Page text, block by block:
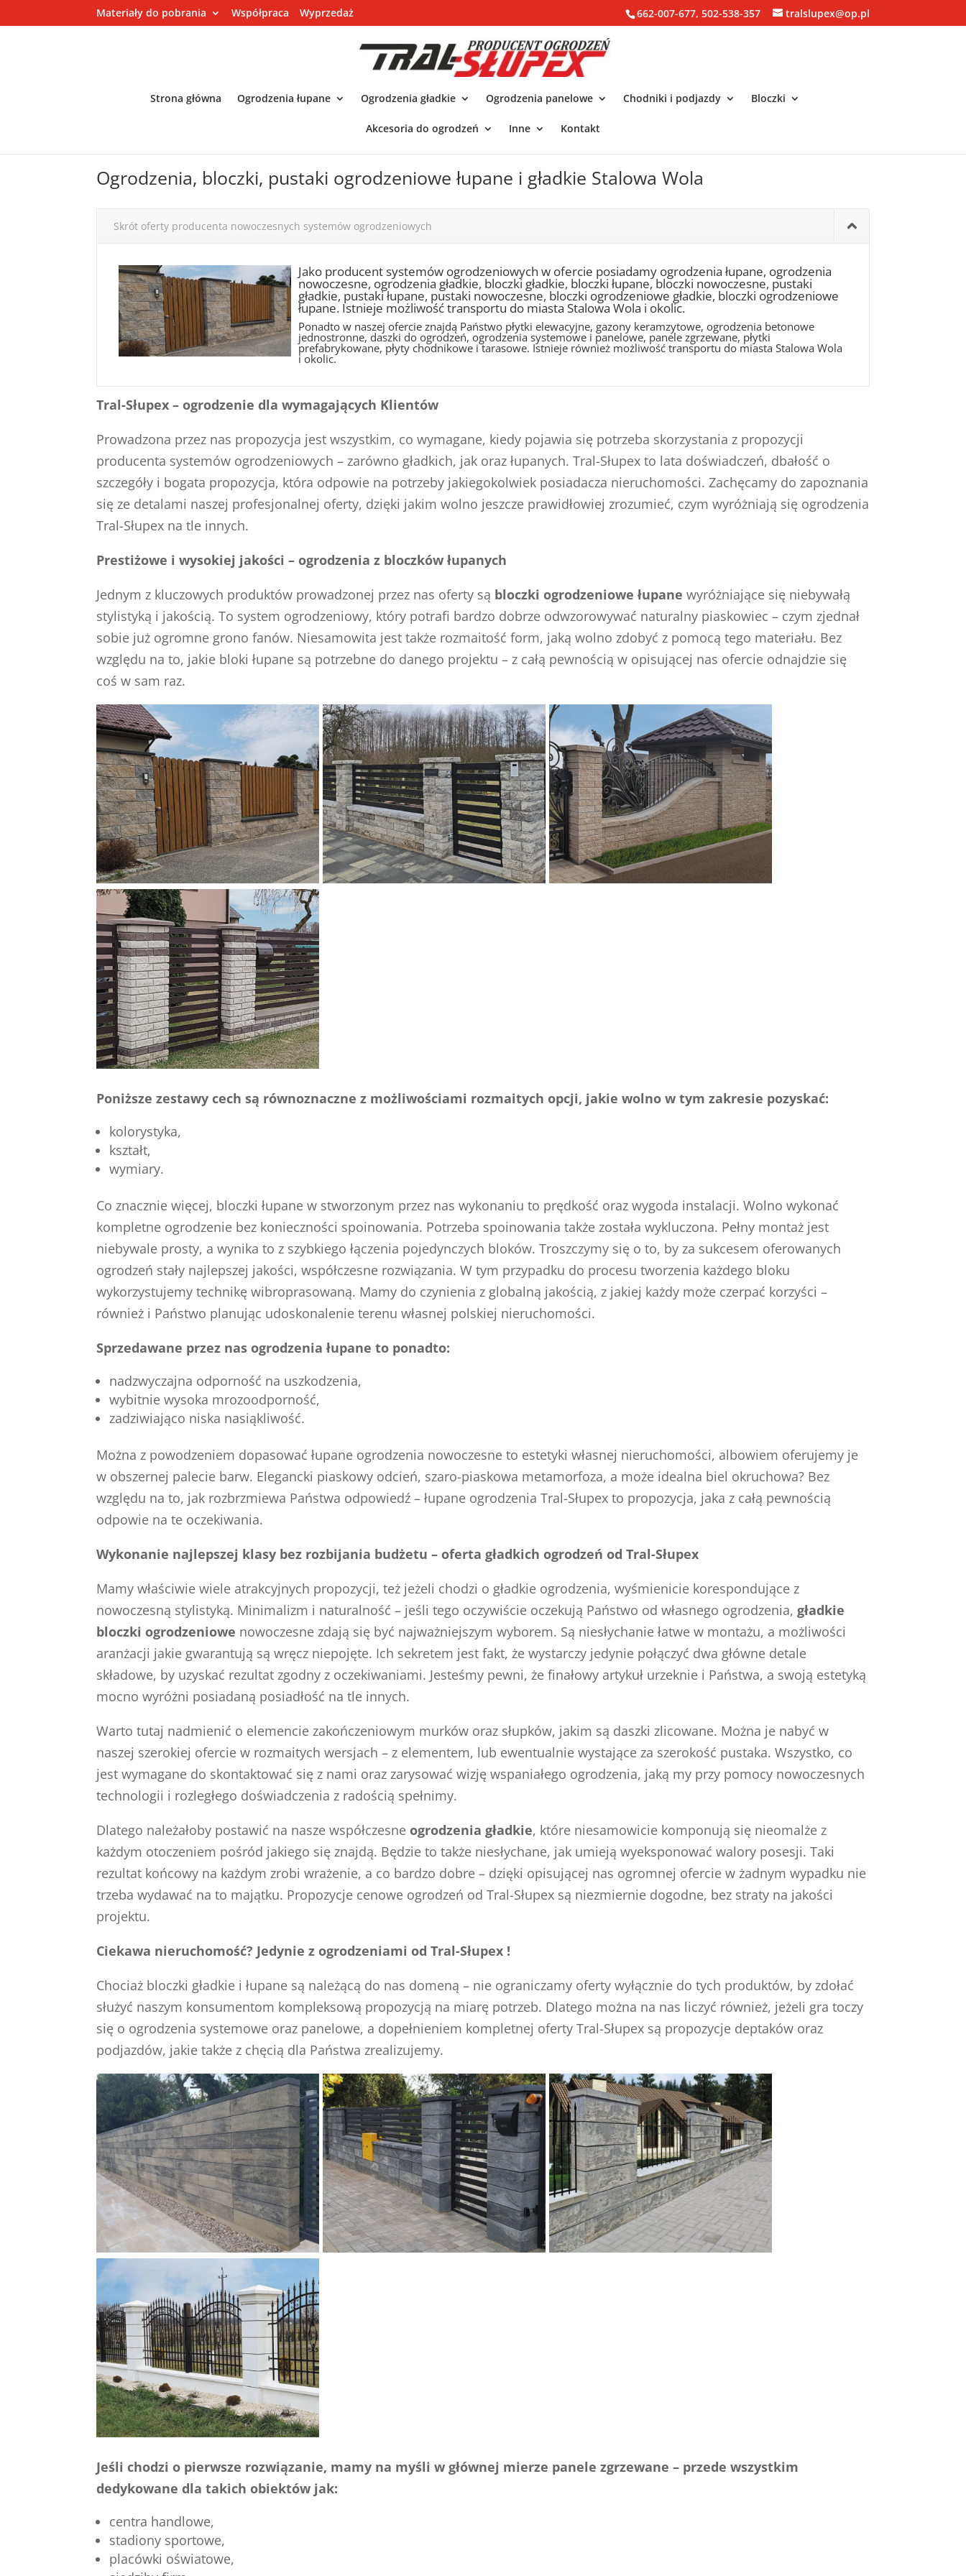
662-007-677, 502-538-357 tralslupex@op.pl
Materiały do pobrania Współpraca Wyprzedaż
Strona główna Ogrodzenia łupane Ogrodzenia gładkie Ogrodzenia panelowe Chodniki i podjazdy Bloczki
Akcesoria do ogrodzeń Inne Kontakt
Ogrodzenia, bloczki, pustaki ogrodzeniowe łupane i gładkie Stalowa Wola
Skrót oferty producenta nowoczesnych systemów ogrodzeniowych
Jako producent systemów ogrodzeniowych w ofercie posiadamy ogrodzenia łupane, ogrodzenia
nowoczesne, ogrodzenia gładkie, bloczki gładkie, bloczki łupane, bloczki nowoczesne, pustaki
gładkie, pustaki łupane, pustaki nowoczesne, bloczki ogrodzeniowe gładkie, bloczki ogrodzeniowe
łupane. Istnieje możliwość transportu do miasta Stalowa Wola i okolic.
Ponadto w naszej ofercie znajdą Państwo płytki elewacyjne, gazony keramzytowe, ogrodzenia betonowe
jednostronne, daszki do ogrodzeń, ogrodzenia systemowe i panelowe, panele zgrzewane, płytki
prefabrykowane, płyty chodnikowe i tarasowe. Istnieje również możliwość transportu do miasta Stalowa Wola
i okolic.
Tral-Słupex – ogrodzenie dla wymagających Klientów
Prowadzona przez nas propozycja jest wszystkim, co wymagane, kiedy pojawia się potrzeba skorzystania z propozycji
producenta systemów ogrodzeniowych – zarówno gładkich, jak oraz łupanych. Tral-Słupex to lata doświadczeń, dbałość o
szczegóły i bogata propozycja, która odpowie na potrzeby jakiegokolwiek posiadacza nieruchomości. Zachęcamy do zapoznania
się ze detalami naszej profesjonalnej oferty, dzięki jakim wolno jeszcze prawidłowiej zrozumieć, czym wyróżniają się ogrodzenia
Tral-Słupex na tle innych.
Prestiżowe i wysokiej jakości – ogrodzenia z bloczków łupanych
Jednym z kluczowych produktów prowadzonej przez nas oferty są bloczki ogrodzeniowe łupane wyróżniające się niebywałą
stylistyką i jakością. To system ogrodzeniowy, który potrafi bardzo dobrze odwzorowywać naturalny piaskowiec – czym zjednał
sobie już ogromne grono fanów. Niesamowita jest także rozmaitość form, jaką wolno zdobyć z pomocą tego materiału. Bez
względu na to, jakie bloki łupane są potrzebne do danego projektu – z całą pewnością w opisującej nas ofercie odnajdzie się
coś w sam raz.
Poniższe zestawy cech są równoznaczne z możliwościami rozmaitych opcji, jakie wolno w tym zakresie pozyskać:
kolorystyka,
kształt,
wymiary.
Co znacznie więcej, bloczki łupane w stworzonym przez nas wykonaniu to prędkość oraz wygoda instalacji. Wolno wykonać
kompletne ogrodzenie bez konieczności spoinowania. Potrzeba spoinowania także została wykluczona. Pełny montaż jest
niebywale prosty, a wynika to z szybkiego łączenia pojedynczych bloków. Troszczymy się o to, by za sukcesem oferowanych
ogrodzeń stały najlepszej jakości, współczesne rozwiązania. W tym przypadku do procesu tworzenia każdego bloku
wykorzystujemy technikę wibroprasowaną. Mamy do czynienia z globalną jakością, z jakiej każdy może czerpać korzyści –
również i Państwo planując udoskonalenie terenu własnej polskiej nieruchomości.
Sprzedawane przez nas ogrodzenia łupane to ponadto:
nadzwyczajna odporność na uszkodzenia,
wybitnie wysoka mrozoodporność,
zadziwiająco niska nasiąkliwość.
Można z powodzeniem dopasować łupane ogrodzenia nowoczesne to estetyki własnej nieruchomości, albowiem oferujemy je
w obszernej palecie barw. Elegancki piaskowy odcień, szaro-piaskowa metamorfoza, a może idealna biel okruchowa? Bez
względu na to, jak rozbrzmiewa Państwa odpowiedź – łupane ogrodzenia Tral-Słupex to propozycja, jaka z całą pewnością
odpowie na te oczekiwania.
Wykonanie najlepszej klasy bez rozbijania budżetu – oferta gładkich ogrodzeń od Tral-Słupex
Mamy właściwie wiele atrakcyjnych propozycji, też jeżeli chodzi o gładkie ogrodzenia, wyśmienicie korespondujące z
nowoczesną stylistyką. Minimalizm i naturalność – jeśli tego oczywiście oczekują Państwo od własnego ogrodzenia,gładkie
bloczki ogrodzeniowe nowoczesne zdają się być najważniejszym wyborem. Są niesłychanie łatwe w montażu, a możliwości
aranżacji jakie gwarantują są wręcz niepojęte. Ich sekretem jest fakt, że wystarczy jedynie połączyć dwa główne detale
składowe, by uzyskać rezultat zgodny z oczekiwaniami. Jesteśmy pewni, że finałowy artykuł urzeknie i Państwa, a swoją estetyką
mocno wyróżni posiadaną posiadłość na tle innych.
Warto tutaj nadmienić o elemencie zakończeniowym murków oraz słupków, jakim są daszki zlicowane. Można je nabyć w
naszej szerokiej ofercie w rozmaitych wersjach – z elementem, lub ewentualnie wystające za szerokość pustaka. Wszystko, co
jest wymagane do skontaktować się z nami oraz zarysować wizję wspaniałego ogrodzenia, jaką my przy pomocy nowoczesnych
technologii i rozległego doświadczenia z radością spełnimy.
Dlatego należałoby postawić na nasze współczesne ogrodzenia gładkie, które niesamowicie komponują się nieomalże z
każdym otoczeniem pośród jakiego się znajdą. Będzie to także niesłychane, jak umieją wyeksponować walory posesji. Taki
rezultat końcowy na każdym zrobi wrażenie, a co bardzo dobre – dzięki opisującej nas ogromnej ofercie w żadnym wypadku nie
trzeba wydawać na to majątku. Propozycje cenowe ogrodzeń od Tral-Słupex są niezmiernie dogodne, bez straty na jakości
projektu.
Ciekawa nieruchomość? Jedynie z ogrodzeniami od Tral-Słupex !
Chociaż bloczki gładkie i łupane są należącą do nas domeną – nie ograniczamy oferty wyłącznie do tych produktów, by zdołać
służyć naszym konsumentom kompleksową propozycją na miarę potrzeb. Dlatego można na nas liczyć również, jeżeli gra toczy
się o ogrodzenia systemowe oraz panelowe, a dopełnieniem kompletnej oferty Tral-Słupex są propozycje deptaków oraz
podjazdów, jakie także z chęcią dla Państwa zrealizujemy.
Jeśli chodzi o pierwsze rozwiązanie, mamy na myśli w głównej mierze panele zgrzewane – przede wszystkim
dedykowane dla takich obiektów jak:
centra handlowe,
stadiony sportowe,
placówki oświatowe,